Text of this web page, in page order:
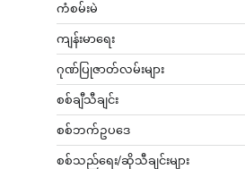
ကံစမ်းမဲ
ကျန်းမာရေး
ဂုဏ်ပြုဇာတ်လမ်းများ
စစ်ချီသီချင်း
စစ်ဘက်ဥပဒေ
စစ်သည်ရေး/ဆိုသီချင်းများ